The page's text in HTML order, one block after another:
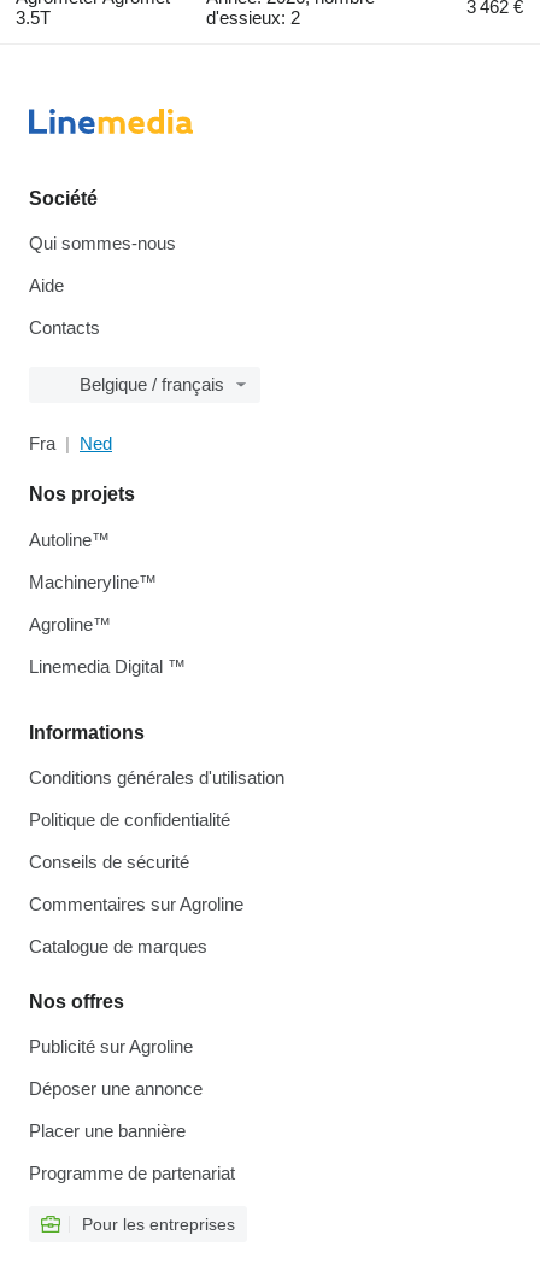
3.5T
d'essieux: 2
3 462 €
Société
Qui sommes-nous
Aide
Contacts
Belgique / français
Fra Ned
Informations
Conditions générales d'utilisation
Politique de confidentialité
Conseils de sécurité
Commentaires sur Agroline
Catalogue de marques
Nos offres
Publicité sur Agroline
Déposer une annonce
Placer une bannière
Programme de partenariat
Pour les entreprises
Nos projets
Autoline™
Machineryline™
Agroline™
Linemedia Digital ™